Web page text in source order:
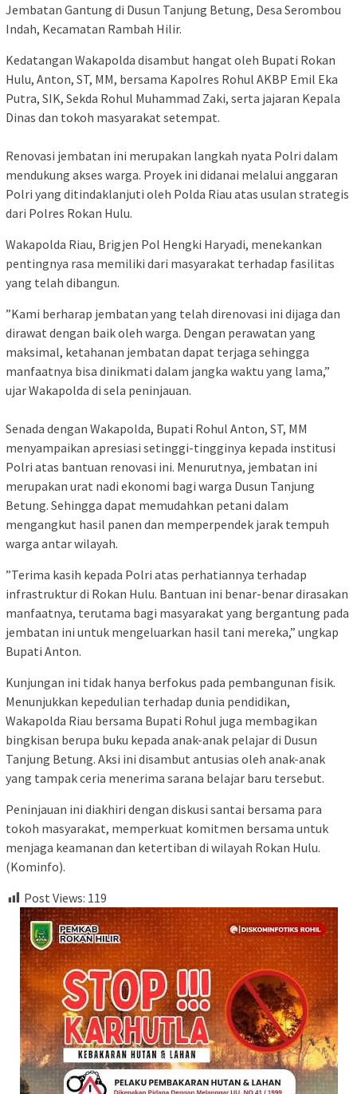
Jembatan Gantung di Dusun Tanjung Betung, Desa Serombou
Indah, Kecamatan Rambah Hilir.
​Kedatangan Wakapolda disambut hangat oleh Bupati Rokan
Hulu, Anton, ST, MM, bersama Kapolres Rohul AKBP Emil Eka
Putra, SIK, Sekda Rohul Muhammad Zaki, serta jajaran Kepala
Dinas dan tokoh masyarakat setempat.
​Renovasi jembatan ini merupakan langkah nyata Polri dalam
mendukung akses warga. Proyek ini didanai melalui anggaran
Polri yang ditindaklanjuti oleh Polda Riau atas usulan strategis
dari Polres Rokan Hulu.
​Wakapolda Riau, Brigjen Pol Hengki Haryadi, menekankan
pentingnya rasa memiliki dari masyarakat terhadap fasilitas
yang telah dibangun.
​”Kami berharap jembatan yang telah direnovasi ini dijaga dan
dirawat dengan baik oleh warga. Dengan perawatan yang
maksimal, ketahanan jembatan dapat terjaga sehingga
manfaatnya bisa dinikmati dalam jangka waktu yang lama,”
ujar Wakapolda di sela peninjauan.
​Senada dengan Wakapolda, Bupati Rohul Anton, ST, MM
menyampaikan apresiasi setinggi-tingginya kepada institusi
Polri atas bantuan renovasi ini. Menurutnya, jembatan ini
merupakan urat nadi ekonomi bagi warga Dusun Tanjung
Betung. Sehingga dapat memudahkan petani dalam
mengangkut hasil panen dan memperpendek jarak tempuh
warga antar wilayah.
​”Terima kasih kepada Polri atas perhatiannya terhadap
infrastruktur di Rokan Hulu. Bantuan ini benar-benar dirasakan
manfaatnya, terutama bagi masyarakat yang bergantung pada
jembatan ini untuk mengeluarkan hasil tani mereka,” ungkap
Bupati Anton.
​Kunjungan ini tidak hanya berfokus pada pembangunan fisik.
Menunjukkan kepedulian terhadap dunia pendidikan,
Wakapolda Riau bersama Bupati Rohul juga membagikan
bingkisan berupa buku kepada anak-anak pelajar di Dusun
Tanjung Betung. Aksi ini disambut antusias oleh anak-anak
yang tampak ceria menerima sarana belajar baru tersebut.
​Peninjauan ini diakhiri dengan diskusi santai bersama para
tokoh masyarakat, memperkuat komitmen bersama untuk
menjaga keamanan dan ketertiban di wilayah Rokan Hulu.
(Kominfo).
Post Views: 119